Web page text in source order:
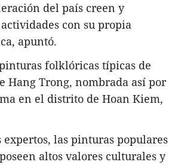
del país creen y
con su propia
apuntó.
folklóricas típicas de
Hang Trong, nombrada así por
en el distrito de Hoan Kiem,
las pinturas populares
altos valores culturales y